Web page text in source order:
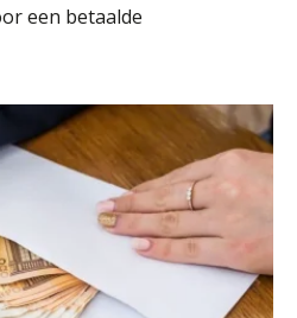
een betaalde
Tweedaagse online Excel training voor de salarisadministrateur (verdieping, specialisatie en AI)
Cursus Samenwerken financiële- en salarisadministratie